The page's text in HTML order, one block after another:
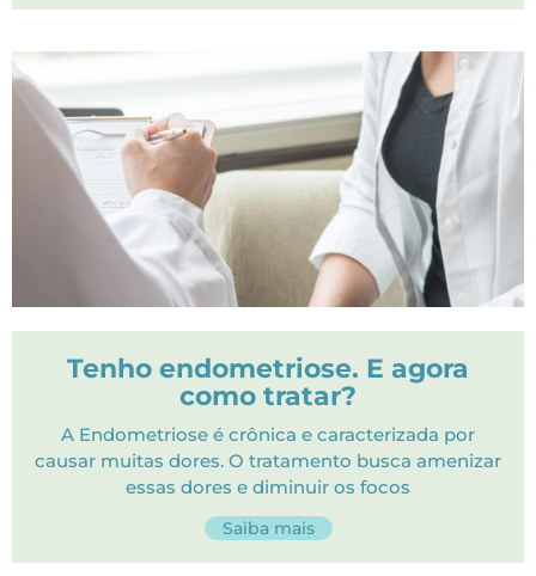
Tenho endometriose. E agora
como tratar?
A Endometriose é crônica e caracterizada por
causar muitas dores. O tratamento busca amenizar
essas dores e diminuir os focos
Saiba mais